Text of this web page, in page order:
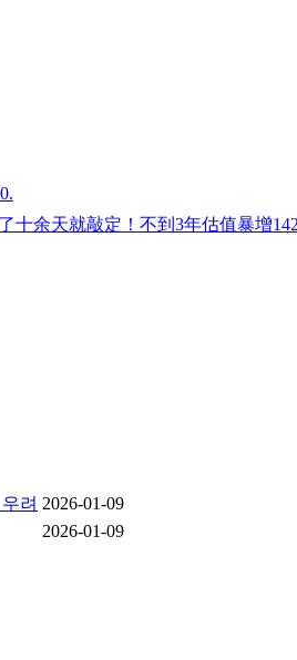
余天就敲定！不到3年估值暴增
려 2026-01-09
2026-01-09